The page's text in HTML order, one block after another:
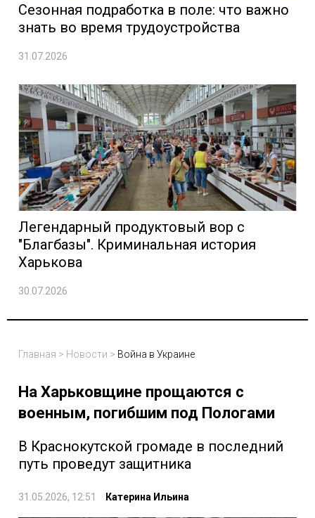
Сезонная подработка в поле: что важно
знать во время трудоустройства
31.07.2026
Легендарный продуктовый вор с
"Благбазы". Криминальная история
Харькова
30.07.2026
Главная > Новости > Война в Украине
На Харьковщине прощаются с
военным, погибшим под Пологами
В Краснокутской громаде в последний
путь проведут защитника
31.05.2026, 12:51 Катерина Ильина